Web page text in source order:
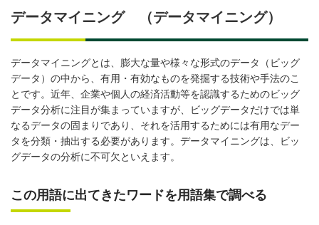
データマイニング （データマイニング）
データマイニングとは、膨大な量や様々な形式のデータ（ビッグ
データ）の中から、有用・有効なものを発掘する技術や手法のこ
とです。近年、企業や個人の経済活動等を認識するためのビッグ
データ分析に注目が集まっていますが、ビッグデータだけでは単
なるデータの固まりであり、それを活用するためには有用なデー
タを分類・抽出する必要があります。データマイニングは、ビッ
グデータの分析に不可欠といえます。
この用語に出てきたワードを用語集で調べる